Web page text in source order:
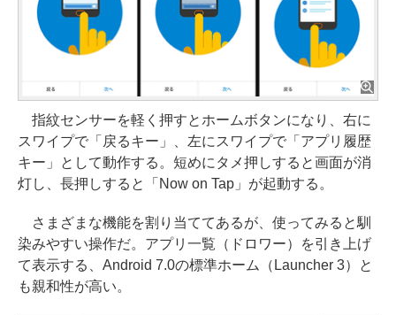
指紋センサーを軽く押すとホームボタンになり、右に
スワイプで「戻るキー」、左にスワイプで「アプリ履歴
キー」として動作する。短めにタメ押しすると画面が消
灯し、長押しすると「Now on Tap」が起動する。
さまざまな機能を割り当ててあるが、使ってみると馴
染みやすい操作だ。アプリ一覧（ドロワー）を引き上げ
て表示する、Android 7.0の標準ホーム（Launcher 3）と
も親和性が高い。